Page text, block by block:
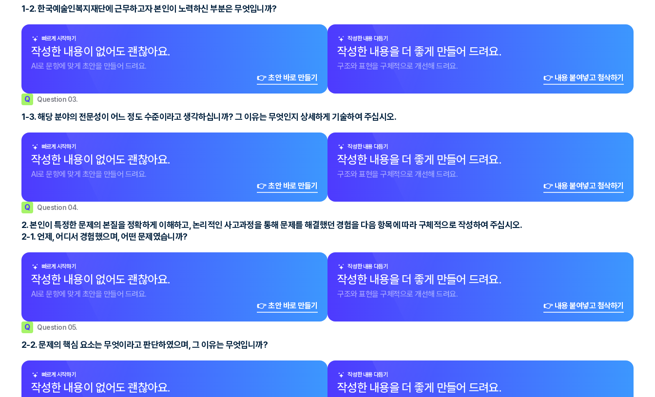
1-2. 한국예술인복지재단에 근무하고자 본인이 노력하신 부분은 무엇입니까?
빠르게 시작하기
작성한 내용이 없어도 괜찮아요.
AI로 문항에 맞게 초안을 만들어 드려요.
👉 초안 바로 만들기
작성한 내용 다듬기
작성한 내용을 더 좋게 만들어 드려요.
구조와 표현을 구체적으로 개선해 드려요.
👉 내용 붙여넣고 첨삭하기
Q Question 03.
1-3. 해당 분야의 전문성이 어느 정도 수준이라고 생각하십니까? 그 이유는 무엇인지 상세하게 기술하여 주십시오.
빠르게 시작하기
작성한 내용이 없어도 괜찮아요.
AI로 문항에 맞게 초안을 만들어 드려요.
👉 초안 바로 만들기
작성한 내용 다듬기
작성한 내용을 더 좋게 만들어 드려요.
구조와 표현을 구체적으로 개선해 드려요.
👉 내용 붙여넣고 첨삭하기
Q Question 04.
2. 본인이 특정한 문제의 본질을 정확하게 이해하고, 논리적인 사고과정을 통해 문제를 해결했던 경험을 다음 항목에 따라 구체적으로 작성하여 주십시오.
2-1. 언제, 어디서 경험했으며, 어떤 문제였습니까?
빠르게 시작하기
작성한 내용이 없어도 괜찮아요.
AI로 문항에 맞게 초안을 만들어 드려요.
👉 초안 바로 만들기
작성한 내용 다듬기
작성한 내용을 더 좋게 만들어 드려요.
구조와 표현을 구체적으로 개선해 드려요.
👉 내용 붙여넣고 첨삭하기
Q Question 05.
2-2. 문제의 핵심 요소는 무엇이라고 판단하였으며, 그 이유는 무엇입니까?
빠르게 시작하기
작성한 내용이 없어도 괜찮아요.
작성한 내용 다듬기
작성한 내용을 더 좋게 만들어 드려요.